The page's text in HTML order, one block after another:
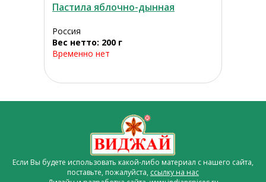
Пастила яблочно-дынная
Россия
Вес нетто: 200 г
Временно нет
Если Вы будете использовать какой-либо материал с нашего сайта,
поставьте, пожалуйста, ссылку на нас